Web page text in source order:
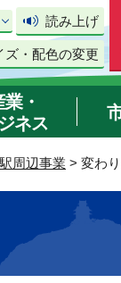
読み上げ
ズ・配色の変更
業・
ネス
駅周辺事業 > 変わ